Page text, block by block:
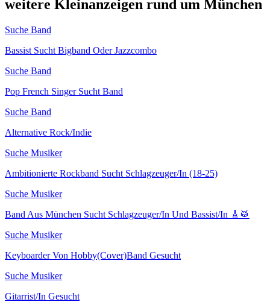
weitere Kleinanzeigen rund um München
Suche Band
Bassist Sucht Bigband Oder Jazzcombo
Suche Band
Pop French Singer Sucht Band
Suche Band
Alternative Rock/Indie
Suche Musiker
Ambitionierte Rockband Sucht Schlagzeuger/In (18-25)
Suche Musiker
Band Aus München Sucht Schlagzeuger/In Und Bassist/In 🎸🥁
Suche Musiker
Keyboarder Von Hobby(Cover)Band Gesucht
Suche Musiker
Gitarrist/In Gesucht